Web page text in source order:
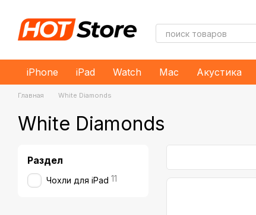
iPhone iPad Watch Mac Акустика
Главная White Diamonds
White Diamonds
Раздел
Чохли для iPad 11